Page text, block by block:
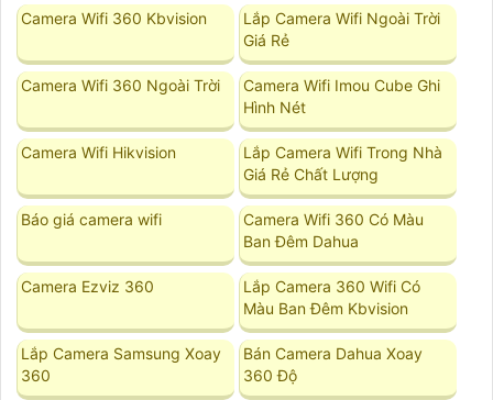
Camera Wifi 360 Kbvision
Lắp Camera Wifi Ngoài Trời
Giá Rẻ
Camera Wifi 360 Ngoài Trời
Camera Wifi Imou Cube Ghi
Hình Nét
Camera Wifi Hikvision
Lắp Camera Wifi Trong Nhà
Giá Rẻ Chất Lượng
Báo giá camera wifi
Camera Wifi 360 Có Màu
Ban Đêm Dahua
Camera Ezviz 360
Lắp Camera 360 Wifi Có
Màu Ban Đêm Kbvision
Lắp Camera Samsung Xoay
360
Bán Camera Dahua Xoay
360 Độ